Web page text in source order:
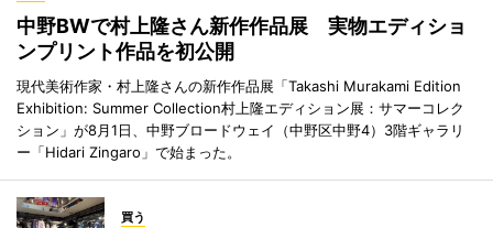
中野BWで村上隆さん新作作品展 実物エディショ
ンプリント作品を初公開
現代美術作家・村上隆さんの新作作品展「Takashi Murakami Edition
Exhibition: Summer Collection村上隆エディション展：サマーコレク
ション」が8月1日、中野ブロードウェイ（中野区中野4）3階ギャラリ
ー「Hidari Zingaro」で始まった。
買う